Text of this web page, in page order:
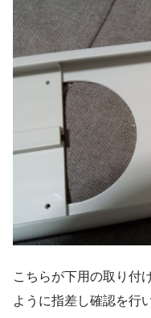
こちらが下用の取り付
ように指差し確認を行